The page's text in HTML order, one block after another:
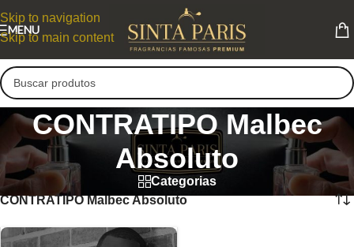
Skip to navigation
Skip to main content
MENU
CONTRATIPO Malbec
Absoluto
Categorias
CONTRATIPO Malbec Absoluto